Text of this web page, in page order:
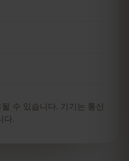
수 있습니다. 기기는 통신
다.